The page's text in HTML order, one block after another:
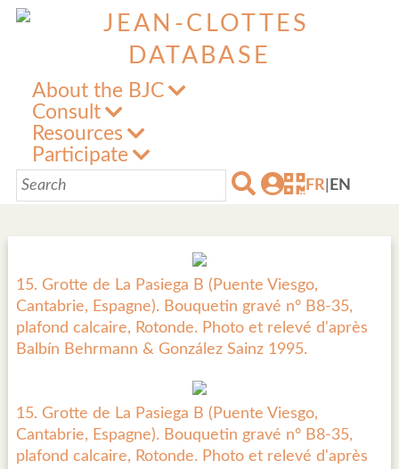
About the BJC
Consult
Resources
Participate
FR EN
15. Grotte de La Pasiega B (Puente Viesgo,
Cantabrie, Espagne). Bouquetin gravé n° B8-35,
plafond calcaire, Rotonde. Photo et relevé d'après
Balbín Behrmann & González Sainz 1995.
15. Grotte de La Pasiega B (Puente Viesgo,
Cantabrie, Espagne). Bouquetin gravé n° B8-35,
plafond calcaire, Rotonde. Photo et relevé d'après